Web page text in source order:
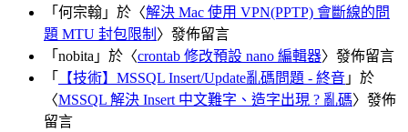
「 何宗翰 」於〈解決 Mac 使用 VPN(PPTP) 會斷線的問
題 MTU 封包限制 〉發佈留言
「 nobita 」於〈crontab 修改預設 nano 編輯器〉發佈留言
「
【技術】MSSQL Insert/Update亂碼問題 - 終音 」於
〈MSSQL 解決 Insert 中文難字、造字出現 ? 亂碼〉發佈
留言